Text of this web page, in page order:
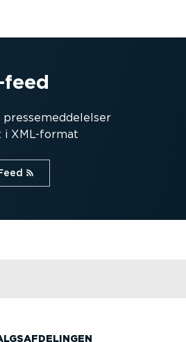
feed
XML-format